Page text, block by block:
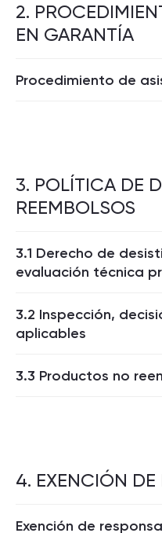
2.
EN GARANTÍA
Procedimiento de
3. POLÍTICA DE
REEMBOLSOS
3.1 Derecho de
evaluación técnica
3.2 Inspección,
aplicables
3.3 Productos no
4. EXENCIÓN DE
Exención de